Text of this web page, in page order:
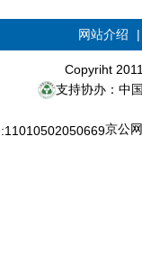
网站介绍
Copyriht
支持协办：中
京公